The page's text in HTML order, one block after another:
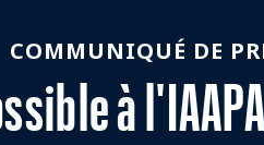
COMMUNIQUÉ DE
à